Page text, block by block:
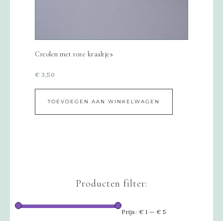
Creolen met roze kraaltjes
€ 3,50
TOEVOEGEN AAN WINKELWAGEN
Producten filter:
Prijs: € 1 — € 5